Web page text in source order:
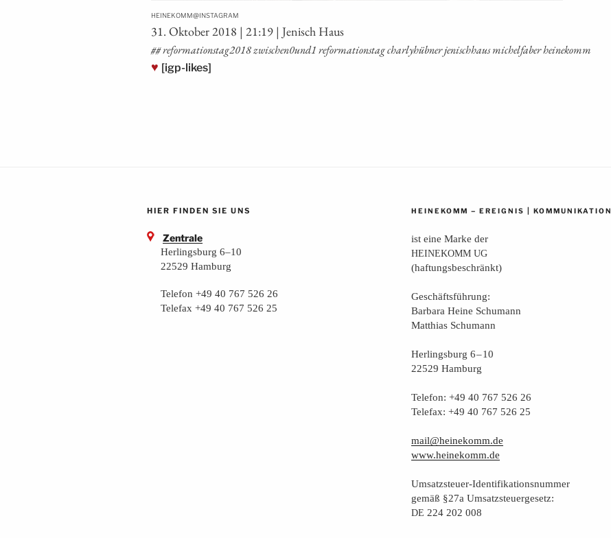
HEINEKOMM@INSTAGRAM
31. Okto­ber 2018 | 21:19 | Jenisch Haus
## reformationstag2018 zwischen0und1 refor­ma­ti­ons­tag char­ly­h­üb­ner jenisch­haus michel­fa­ber heinekomm
♥ [igp-likes]
HIER FINDEN SIE UNS
Zentrale
Herlingsburg 6–10
22529 Hamburg
Telefon +49 40 767 526 26
Telefax +49 40 767 526 25
HEINEKOMM – EREIGNIS KOMMUNIKATION
ist eine Mar­ke der
HEINEKOMM UG
(haf­tungs­be­schränkt)
Geschäfts­füh­rung:
Bar­ba­ra Hei­ne Schumann
Mat­thi­as Schumann
Her­lings­burg 6 – 10
22529 Hamburg
Tele­fon: +49 40 767 526 26
Tele­fax: +49 40 767 526 25
mail@heinekomm.de
www.heinekomm.de
Umsatz­steu­er-Iden­ti­fi­ka­ti­ons­num­mer
gemäß §27a Umsatzsteuergesetz:
DE 224 202 008